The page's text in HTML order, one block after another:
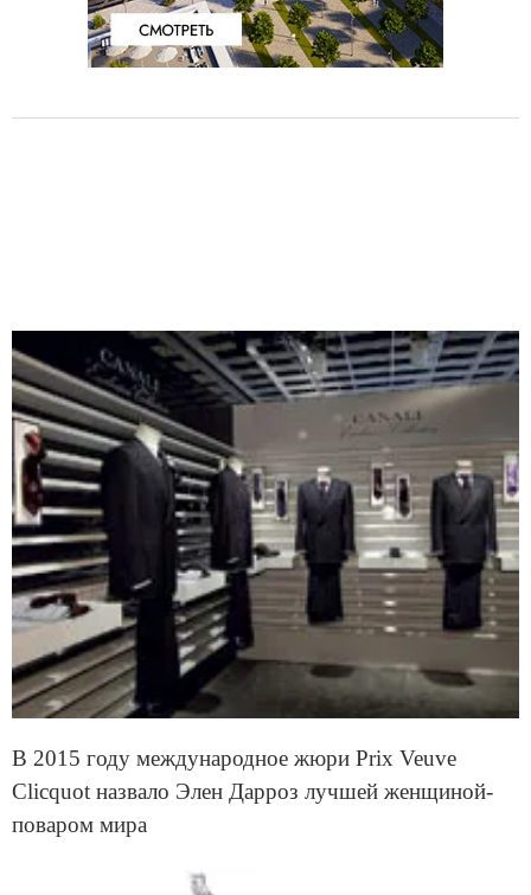
В 2015 году международное жюри Prix Veuve
Clicquot назвало Элен Дарроз лучшей женщиной-
поваром мира